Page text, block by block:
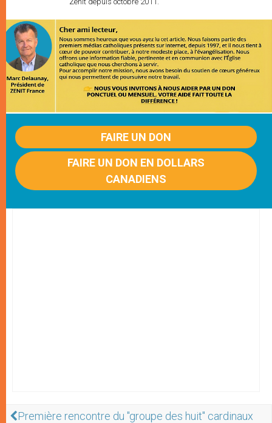
FAIRE UN DON
FAIRE UN DON EN DOLLARS
CANADIENS
Première rencontre du "groupe des huit" cardinaux